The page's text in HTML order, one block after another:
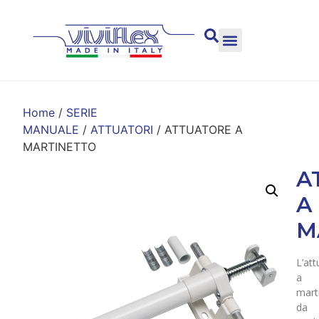
Home / SERIE
MANUALE / ATTUATORI / ATTUATORE A
MARTINETTO
A
a
da